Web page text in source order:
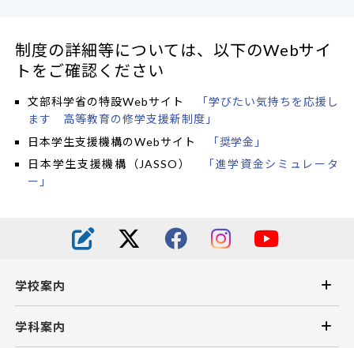
制度の詳細等については、以下のWebサイ
トをご確認ください
文部科学省の特設Webサイト
「学びたい気持ちを応援し
ます 高等教育の修学支援新制度」
日本学生支援機構のWebサイト
「奨学金」
日本学生支援機構（JASSO）
「進学資金シミュレータ
ー」
学校案内
学科案内